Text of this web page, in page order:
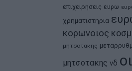
επιχειρησεις ευρω
χρηματιστηρια
κορωνοιος
μητσοτακης
μητσοτακης νδ